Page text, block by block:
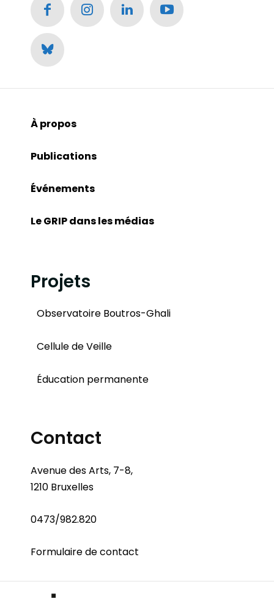
À propos
Publications
Événements
Le GRIP dans les médias
Projets
Observatoire Boutros-Ghali
Cellule de Veille
Éducation permanente
Contact
Avenue des Arts, 7-8,
1210 Bruxelles
0473/982.820
Formulaire de contact